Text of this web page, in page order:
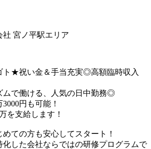
社 宮ノ平駅エリア
★祝い金＆手当充実◎高額臨時収入
ムで働ける、人気の日中勤務◎
円も可能！
を支給します！
めての方も安心してスタート！
化した会社ならではの研修プログラムで